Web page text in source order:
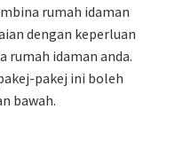
rumah idaman
dengan keperluan
rumah idaman anda.
pakej ini boleh
bawah.